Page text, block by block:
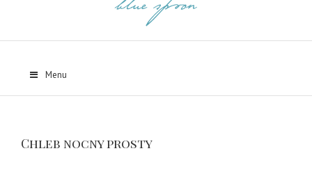
Menu
Chleb nocny prosty